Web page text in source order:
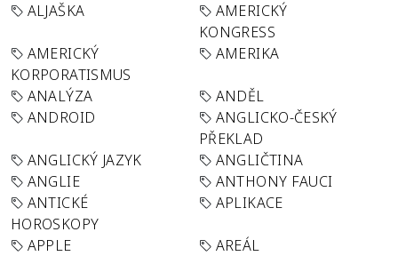
ALJAŠKA
AMERICKÝ
KONGRESS
AMERICKÝ
KORPORATISMUS
AMERIKA
ANALÝZA
ANDĚL
ANDROID
ANGLICKO-ČESKÝ
PŘEKLAD
ANGLICKÝ JAZYK
ANGLIČTINA
ANGLIE
ANTHONY FAUCI
ANTICKÉ
HOROSKOPY
APLIKACE
APPLE
AREÁL